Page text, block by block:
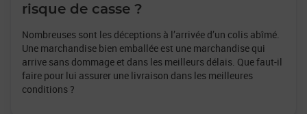
risque de casse ?
Nombreuses sont les déceptions à l’arrivée d’un colis abîmé.
Une marchandise bien emballée est une marchandise qui
arrive sans dommage et dans les meilleurs délais. Que faut-il
faire pour lui assurer une livraison dans les meilleures
conditions ?